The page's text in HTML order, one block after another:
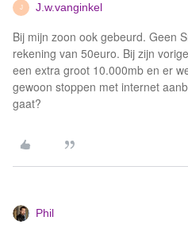
J J.w.vanginkel
Bij mijn zoon ook gebeurd. Geen
rekening van 50euro. Bij zijn
een extra groot 10.000mb en er
gewoon stoppen met internet
gaat?
Phil